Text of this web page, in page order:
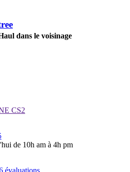
dans le voisinage
CS2
de 10h am à 4h pm
évaluations